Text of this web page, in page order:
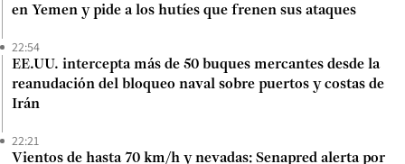
en Yemen y pide a los hutíes que frenen sus ataques
22:54
EE.UU. intercepta más de 50 buques mercantes desde la
reanudación del bloqueo naval sobre puertos y costas de
Irán
22:21
Vientos de hasta 70 km/h y nevadas: Senapred alerta por